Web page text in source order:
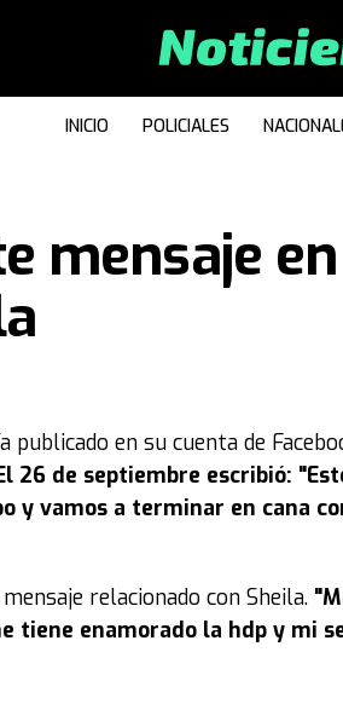
INICIO POLICIALES
mensaje
publicado en su cuenta de
26 de septiembre escribió:
y vamos a terminar en cana
relacionado con Sheila.
tiene enamorado la hdp y mi